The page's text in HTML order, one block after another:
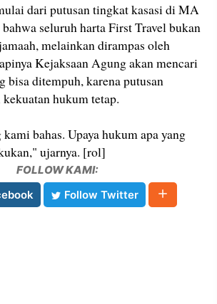
dari putusan tingkat kasasi di MA
seluruh harta First Travel bukan
melainkan dirampas oleh
Kejaksaan Agung akan mencari
bisa ditempuh, karena putusan
hukum tetap.
bahas. Upaya hukum apa yang
ujarnya. [rol]
FOLLOW KAMI:
Follow Twitter